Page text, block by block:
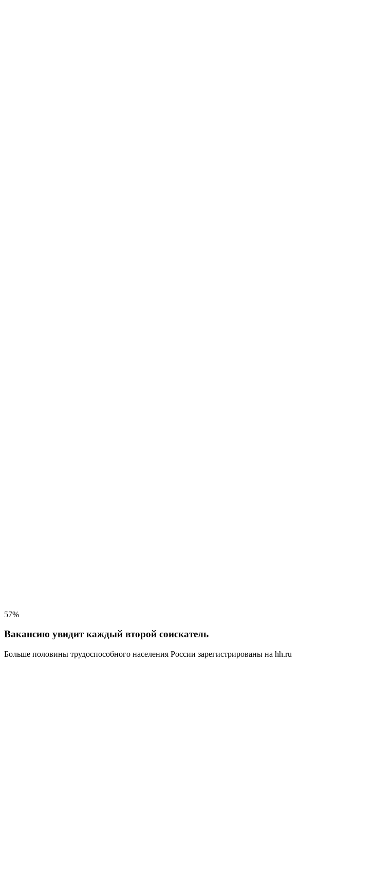
57%
Вакансию увидит каждый второй соискатель
Больше половины трудоспособного населения России зарегистрированы на hh.ru